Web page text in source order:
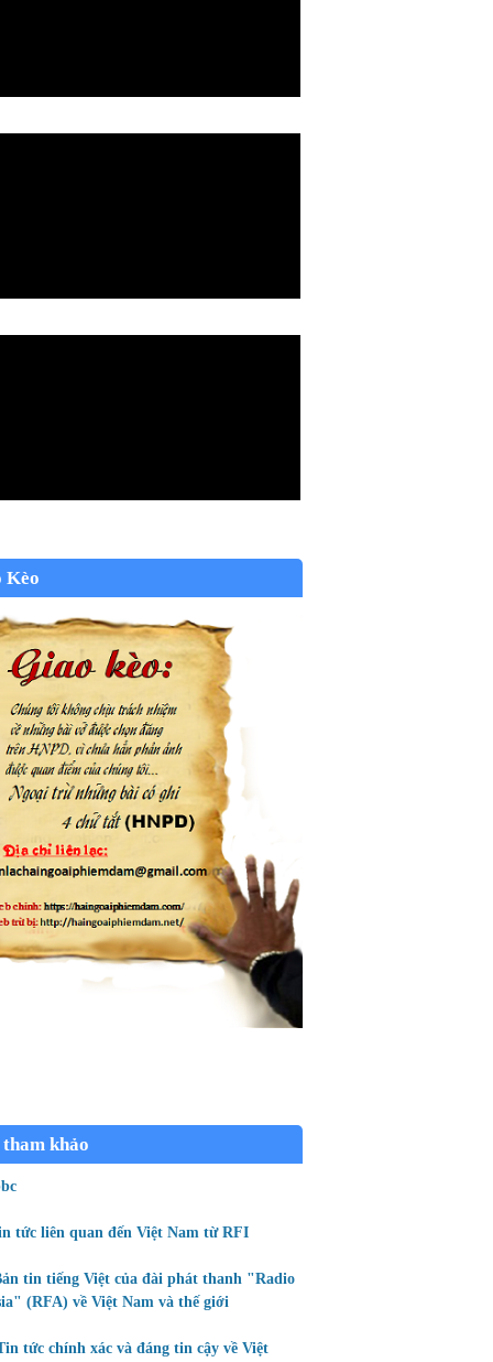
Kèo
tham khảo
tức liên quan đến Việt Nam từ RFI
tin tiếng Việt của đài phát thanh "Radio
(RFA) về Việt Nam và thế giới
tức chính xác và đáng tin cậy về Việt